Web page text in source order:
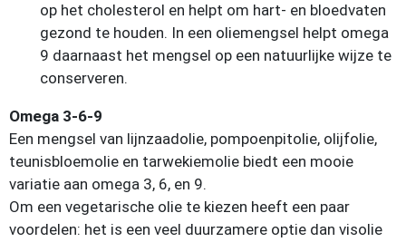
op het cholesterol en helpt om hart- en bloedvaten
gezond te houden. In een oliemengsel helpt omega
9 daarnaast het mengsel op een natuurlijke wijze te
conserveren.
Omega 3-6-9
Een mengsel van lijnzaadolie, pompoenpitolie, olijfolie,
teunisbloemolie en tarwekiemolie biedt een mooie
variatie aan omega 3, 6, en 9.
Om een vegetarische olie te kiezen heeft een paar
voordelen: het is een veel duurzamere optie dan visolie